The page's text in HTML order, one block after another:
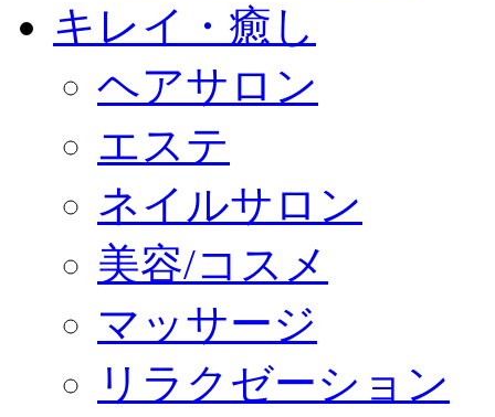
キレイ・癒し
ヘアサロン
エステ
ネイルサロン
美容/コスメ
マッサージ
リラクゼーション